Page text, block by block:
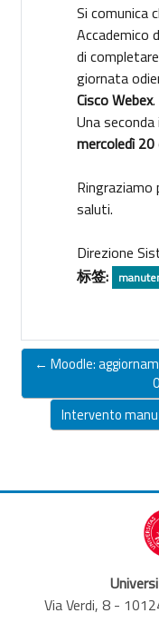
Si comunica
Accademico
di
giornata
Cisco Webex.
Una
mercoledì
Ringraziamo
saluti.
Direzione
标签:
← Moodle:
Intervento
Via Verdi, 8 -